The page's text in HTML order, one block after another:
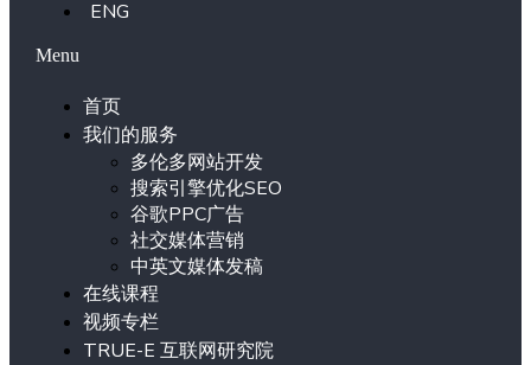
ENG
Menu
首页
我们的服务
多伦多网站开发
搜索引擎优化SEO
谷歌PPC广告
社交媒体营销
中英文媒体发稿
在线课程
视频专栏
TRUE-E 互联网研究院